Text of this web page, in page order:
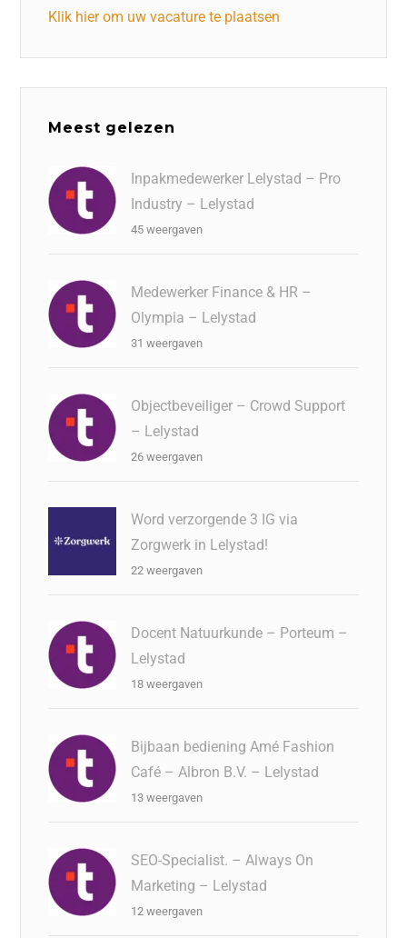
Klik hier om uw vacature te plaatsen
Meest gelezen
Inpakmedewerker Lelystad – Pro
Industry – Lelystad
45 weergaven
Medewerker Finance & HR –
Olympia – Lelystad
31 weergaven
Objectbeveiliger – Crowd Support
– Lelystad
26 weergaven
Word verzorgende 3 IG via
Zorgwerk in Lelystad!
22 weergaven
Docent Natuurkunde – Porteum –
Lelystad
18 weergaven
Bijbaan bediening Amé Fashion
Café – Albron B.V. – Lelystad
13 weergaven
SEO-Specialist. – Always On
Marketing – Lelystad
12 weergaven